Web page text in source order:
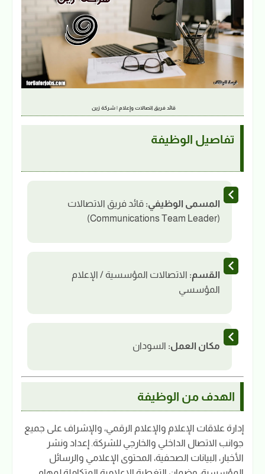
قائد فريق اتصالات وإعلام | شركة زين
تفاصيل الوظيفة
المسمى الوظيفي: قائد فريق الاتصالات
(Communications Team Leader)
القسم: الاتصالات المؤسسية / الإعلام
المؤسسي
مكان العمل: السودان
الهدف من الوظيفة
إدارة علاقات الإعلام والإعلام الرقمي، والإشراف على جميع
جوانب الاتصال الداخلي والخارجي للشركة. إعداد ونشر
الأخبار، البيانات الصحفية، المحتوى الإعلامي والرسائل